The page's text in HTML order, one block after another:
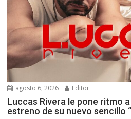
agosto 6, 2026 Editor
Luccas Rivera le pone ritmo
estreno de su nuevo sencillo